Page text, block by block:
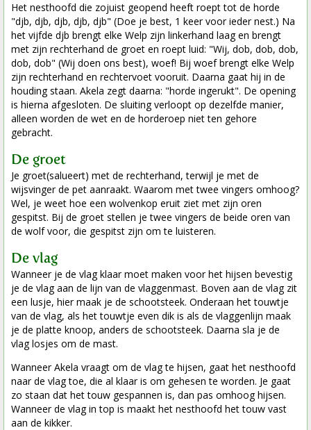
Het nesthoofd die zojuist geopend heeft roept tot de horde
"djb, djb, djb, djb, djb" (Doe je best, 1 keer voor ieder nest.) Na
het vijfde djb brengt elke Welp zijn linkerhand laag en brengt
met zijn rechterhand de groet en roept luid: "Wij, dob, dob, dob,
dob, dob" (Wij doen ons best), woef! Bij woef brengt elke Welp
zijn rechterhand en rechtervoet vooruit. Daarna gaat hij in de
houding staan. Akela zegt daarna: "horde ingerukt". De opening
is hierna afgesloten. De sluiting verloopt op dezelfde manier,
alleen worden de wet en de horderoep niet ten gehore
gebracht.
De groet
Je groet(salueert) met de rechterhand, terwijl je met de
wijsvinger de pet aanraakt. Waarom met twee vingers omhoog?
Wel, je weet hoe een wolvenkop eruit ziet met zijn oren
gespitst. Bij de groet stellen je twee vingers de beide oren van
de wolf voor, die gespitst zijn om te luisteren.
De vlag
Wanneer je de vlag klaar moet maken voor het hijsen bevestig
je de vlag aan de lijn van de vlaggenmast. Boven aan de vlag zit
een lusje, hier maak je de schootsteek. Onderaan het touwtje
van de vlag, als het touwtje even dik is als de vlaggenlijn maak
je de platte knoop, anders de schootsteek. Daarna sla je de
vlag losjes om de mast.
Wanneer Akela vraagt om de vlag te hijsen, gaat het nesthoofd
naar de vlag toe, die al klaar is om gehesen te worden. Je gaat
zo staan dat het touw gespannen is, dan pas omhoog hijsen.
Wanneer de vlag in top is maakt het nesthoofd het touw vast
aan de kikker.